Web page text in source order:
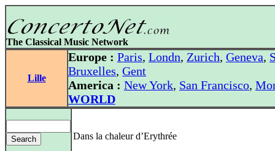
The Classical Music Network
Lille
Europe : Paris, Londn, Zurich, Geneva,
Bruxelles, Gent
America : New York, San Francisco,
WORLD
Dans la chaleur d’Erythrée